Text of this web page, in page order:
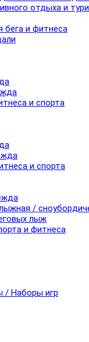
отдыха и
бега и фитнеса
и спорта
и спорта
/
лыж
и фитнеса
/ Наборы игр